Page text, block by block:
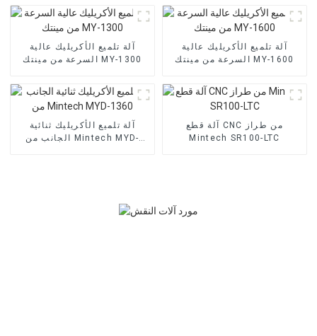
آلة تلميع الأكريليك عالية
السرعة من مينتك MY-1300
آلة تلميع الأكريليك عالية
السرعة من مينتك MY-1600
آلة تلميع الأكريليك ثنائية
الجانب من Mintech MYD-
آلة قطع CNC من طراز
Mintech SR100-LTC